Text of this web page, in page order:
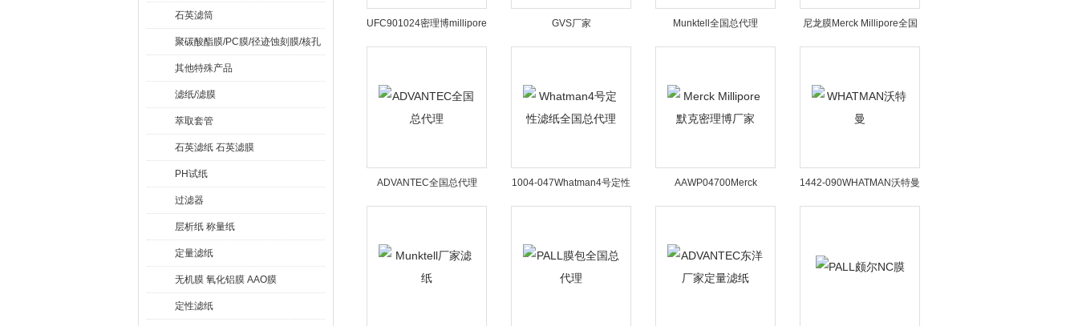
石英滤筒
聚碳酸酯膜/PC膜/径迹蚀刻膜/核孔
膜
其他特殊产品
滤纸/滤膜
萃取套管
石英滤纸 石英滤膜
PH试纸
过滤器
层析纸 称量纸
定量滤纸
无机膜 氧化铝膜 AAO膜
定性滤纸
UFC901024密理博millipore
代理商 15ml 10K超滤管
GVS厂家 Munktell全国总代理
尼龙膜Merck Millipore全国
总代理
ADVANTEC全国总代理
1004-047Whatman4号定性
滤纸全国总代理
AAWP04700Merck
Millipore默克密理博厂家
1442-090WHATMAN沃特曼